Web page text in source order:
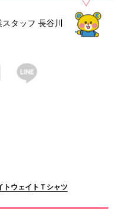
スタッフ 長谷川
ウェイトＴシャツ